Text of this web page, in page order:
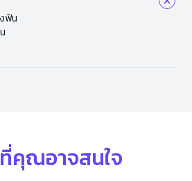
ฟัน
คุณอาจสนใจ